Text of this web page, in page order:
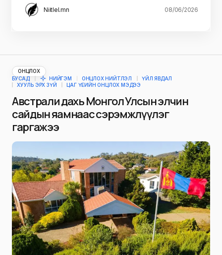
Niitlel.mn 08/06/2026
ОНЦЛОХ
БУСАД
НИЙГЭМ ОНЦЛОХ НИЙТЛЭЛ
ҮЙЛ ЯВДАЛ
ХУУЛЬ ЭРХ ЗҮЙ
ЦАГ ҮЕИЙН ОНЦЛОХ МЭДЭЭ
Австрали дахь Монгол Улсын элчин
сайдын яамнаас сэрэмжлүүлэг
гаргажээ